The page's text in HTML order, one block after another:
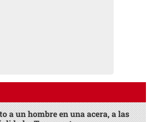
a un hombre en una acera, a las